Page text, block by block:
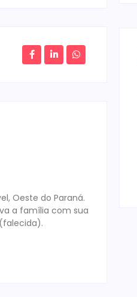
Oeste do Paraná.
a família com sua